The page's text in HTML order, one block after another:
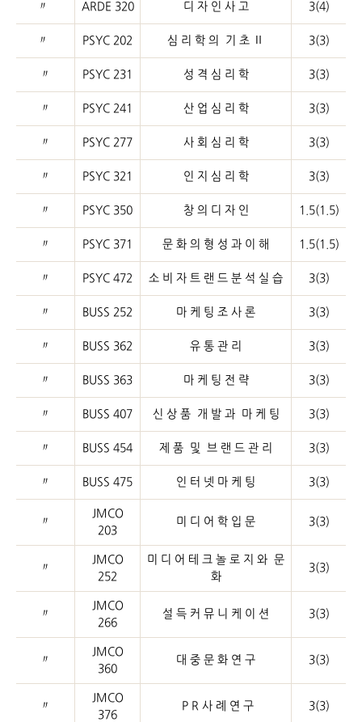
〃 ARDE 320 디 자 인 사 고 3(4)
〃 PSYC 202 심 리 학 의 기 초 Ⅱ 3(3)
〃 PSYC 231 성 격 심 리 학 3(3)
〃 PSYC 241 산 업 심 리 학 3(3)
〃 PSYC 277 사 회 심 리 학 3(3)
〃 PSYC 321 인 지 심 리 학 3(3)
〃 PSYC 350 창 의 디 자 인 1.5(1.5)
〃 PSYC 371 문 화 의 형 성 과 이 해 1.5(1.5)
〃 PSYC 472 소 비 자 트 랜 드 분 석 실 습 3(3)
〃 BUSS 252 마 케 팅 조 사 론 3(3)
〃 BUSS 362 유 통 관 리 3(3)
〃 BUSS 363 마 케 팅 전 략 3(3)
〃 BUSS 407 신 상 품 개 발 과 마 케 팅 3(3)
〃 BUSS 454 제 품 및 브 랜 드 관 리 3(3)
〃 BUSS 475 인 터 넷 마 케 팅 3(3)
〃
JMCO
203
미 디 어 학 입 문 3(3)
〃
JMCO
252
미 디 어 테 크 놀 로 지 와 문
화
3(3)
〃
JMCO
266
설 득 커 뮤 니 케 이 션 3(3)
〃
JMCO
360
대 중 문 화 연 구 3(3)
〃
JMCO
376
P R 사 례 연 구 3(3)